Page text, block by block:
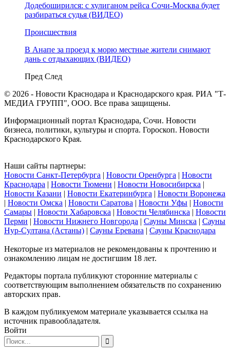
Додебоширился: с хулиганом рейса Сочи-Москва будет
разбираться судья (ВИДЕО)
Происшествия
В Анапе за проезд к морю местные жители снимают
дань с отдыхающих (ВИДЕО)
Пред След
© 2026 - Новости Краснодара и Краснодарского края. РИА "Т-
МЕДИА ГРУПП", ООО. Все права защищены.
Информационный портал Краснодара, Сочи. Новости
бизнеса, политики, культуры и спорта. Гороскоп. Новости
Краснодарского Края.
Наши сайты партнеры:
Новости Санкт-Петербурга | Новости Оренбурга | Новости
Краснодара | Новости Тюмени | Новости Новосибирска |
Новости Казани | Новости Екатеринбурга | Новости Воронежа
| Новости Омска | Новости Саратова | Новости Уфы | Новости
Самары | Новости Хабаровска | Новости Челябинска | Новости
Перми | Новости Нижнего Новгорода | Сауны Минска | Сауны
Нур-Султана (Астаны) | Сауны Еревана | Сауны Краснодара
Некоторые из материалов не рекомендованы к прочтению и
ознакомлению лицам не достигшим 18 лет.
Редакторы портала публикуют сторонние материалы с
соответствующим выполнением обязательств по сохранению
авторских прав.
В каждом публикуемом материале указывается ссылка на
источник правообладателя.
Войти